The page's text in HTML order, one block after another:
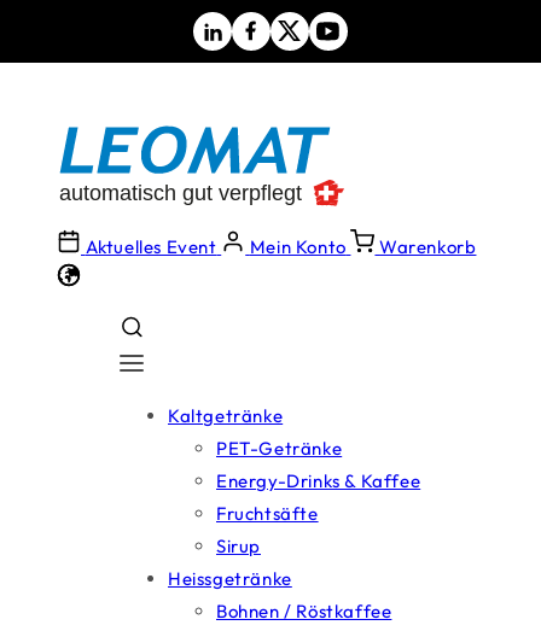
Aktuelles Event Mein Konto Warenkorb
Kaltgetränke
PET-Getränke
Energy-Drinks & Kaffee
Fruchtsäfte
Sirup
Heissgetränke
Bohnen / Röstkaffee